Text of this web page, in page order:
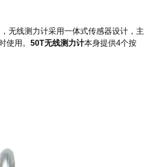
无线测力计采用一体式传感器设计，主
使用。 50T无线测力计本身提供4个按